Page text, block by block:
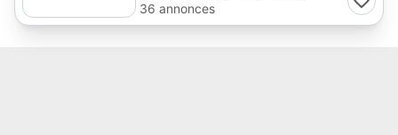
RAMBERT
36 annonces